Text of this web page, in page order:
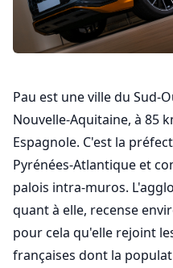
Pau est une ville du Sud-
Nouvelle-Aquitaine, à 85
Espagnole. C'est la
Pyrénées-Atlantique et
palois intra-muros.
quant à elle, recense
pour cela qu'elle rejoint
françaises dont la